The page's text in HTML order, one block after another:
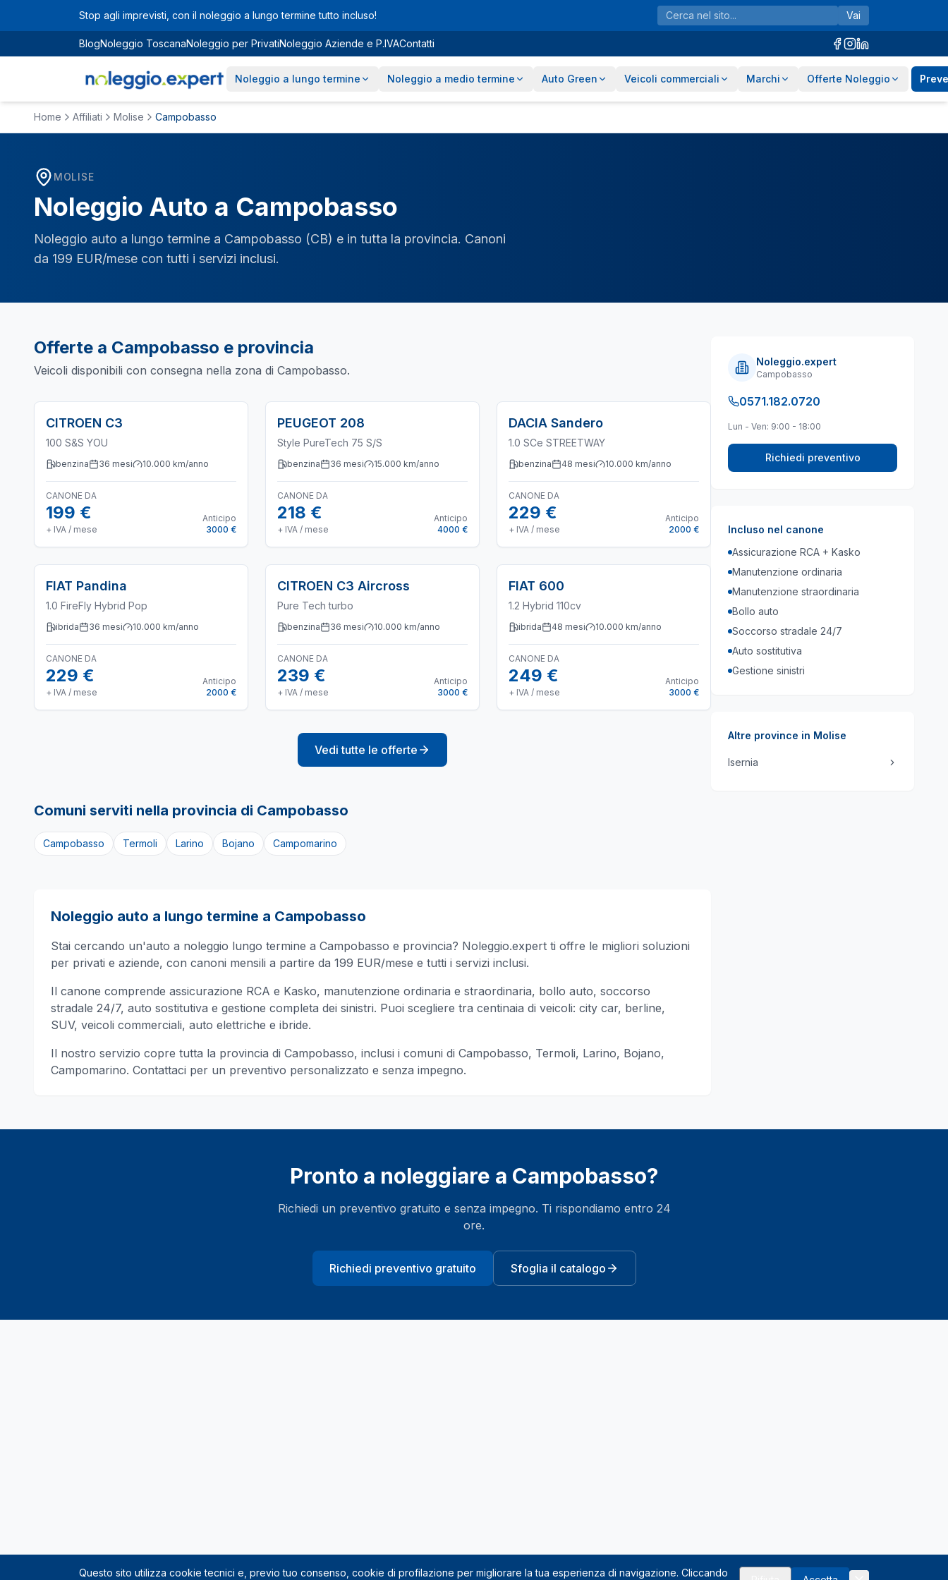
Vai al contenuto principale
Stop agli imprevisti, con il noleggio a lungo termine tutto incluso! Vai
BlogNoleggio ToscanaNoleggio per PrivatiNoleggio Aziende e P.IVAContatti
Noleggio a lungo termine Noleggio a medio termine Auto Green Veicoli commerciali Marchi Offerte Noleggio
Home Affiliati Molise Campobasso
MOLISE
Noleggio Auto a Campobasso
Noleggio auto a lungo termine a Campobasso (CB) e in tutta la provincia. Canoni
da 199 EUR/mese con tutti i servizi inclusi.
Offerte a Campobasso e provincia
Veicoli disponibili con consegna nella zona di Campobasso.
CITROEN C3
100 S&S YOU
benzina 36 mesi 10.000 km/anno
CANONE DA
199 €
+ IVA / mese
Anticipo
3000 €
PEUGEOT 208
Style PureTech 75 S/S
benzina 36 mesi 15.000 km/anno
CANONE DA
218 €
+ IVA / mese
Anticipo
4000 €
DACIA Sandero
1.0 SCe STREETWAY
benzina 48 mesi 10.000 km/anno
CANONE DA
229 €
+ IVA / mese
Anticipo
2000 €
FIAT Pandina
1.0 FireFly Hybrid Pop
ibrida 36 mesi 10.000 km/anno
CANONE DA
229 €
+ IVA / mese
Anticipo
2000 €
CITROEN C3 Aircross
Pure Tech turbo
benzina 36 mesi 10.000 km/anno
CANONE DA
239 €
+ IVA / mese
Anticipo
3000 €
FIAT 600
1.2 Hybrid 110cv
ibrida 48 mesi 10.000 km/anno
CANONE DA
249 €
+ IVA / mese
Anticipo
3000 €
Vedi tutte le offerte
Comuni serviti nella provincia di Campobasso
Campobasso Termoli Larino Bojano Campomarino
Noleggio auto a lungo termine a Campobasso
Stai cercando un'auto a noleggio lungo termine a Campobasso e provincia? Noleggio.expert ti offre le migliori soluzioni
per privati e aziende, con canoni mensili a partire da 199 EUR/mese e tutti i servizi inclusi.
Il canone comprende assicurazione RCA e Kasko, manutenzione ordinaria e straordinaria, bollo auto, soccorso
stradale 24/7, auto sostitutiva e gestione completa dei sinistri. Puoi scegliere tra centinaia di veicoli: city car, berline,
SUV, veicoli commerciali, auto elettriche e ibride.
Il nostro servizio copre tutta la provincia di Campobasso, inclusi i comuni di Campobasso, Termoli, Larino, Bojano,
Campomarino. Contattaci per un preventivo personalizzato e senza impegno.
Noleggio.expert
Campobasso
0571.182.0720
Lun - Ven: 9:00 - 18:00
Richiedi preventivo
Incluso nel canone
Assicurazione RCA + Kasko
Manutenzione ordinaria
Manutenzione straordinaria
Bollo auto
Soccorso stradale 24/7
Auto sostitutiva
Gestione sinistri
Altre province in Molise
Isernia
Pronto a noleggiare a Campobasso?
Richiedi un preventivo gratuito e senza impegno. Ti rispondiamo entro 24
ore.
Richiedi preventivo gratuito Sfoglia il catalogo
Questo sito utilizza cookie tecnici e, previo tuo consenso, cookie di profilazione per migliorare la tua esperienza di navigazione. Cliccando